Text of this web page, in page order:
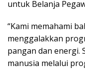
untuk Belanja
“Kami memahami
menggalakkan
pangan dan energi.
manusia melalui